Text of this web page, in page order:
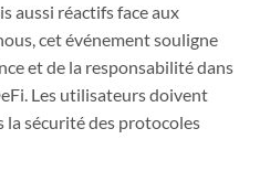
aussi réactifs face aux
cet événement souligne
et de la responsabilité dans
Les utilisateurs doivent
la sécurité des protocoles